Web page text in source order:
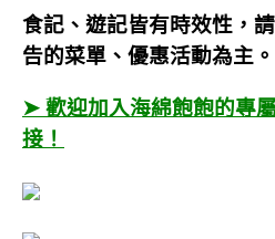
食記、遊記皆有時效性，
告的菜單、優惠活動為主。
➤ 歡迎加入海綿飽飽的專
接！